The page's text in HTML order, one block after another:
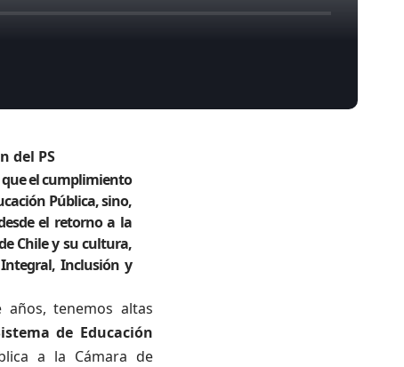
del PS
que el cumplimiento
Pública, sino,
el retorno a la
Chile y su cultura,
Inclusión y
tenemos altas
de Educación
a la Cámara de